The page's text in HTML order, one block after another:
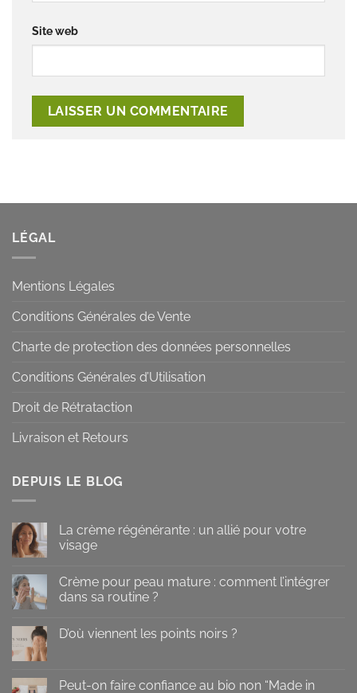
Site web
LÉGAL
Mentions Légales
Conditions Générales de Vente
Charte de protection des données personnelles
Conditions Générales d’Utilisation
Droit de Rétrataction
Livraison et Retours
DEPUIS LE BLOG
La crème régénérante : un allié pour votre
visage
sur
La
crème
un
Crème pour peau mature : comment l’intégrer
dans sa routine ?
sur
D’où viennent les points noirs ?
D’où
Peut-on faire confiance au bio non “Made in